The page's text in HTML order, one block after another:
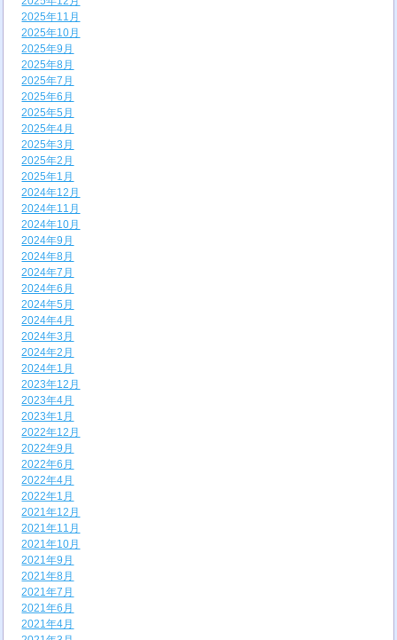
2025年11月
2025年10月
2025年9月
2025年8月
2025年7月
2025年6月
2025年5月
2025年4月
2025年3月
2025年2月
2025年1月
2024年12月
2024年11月
2024年10月
2024年9月
2024年8月
2024年7月
2024年6月
2024年5月
2024年4月
2024年3月
2024年2月
2024年1月
2023年12月
2023年4月
2023年1月
2022年12月
2022年9月
2022年6月
2022年4月
2022年1月
2021年12月
2021年11月
2021年10月
2021年9月
2021年8月
2021年7月
2021年6月
2021年4月